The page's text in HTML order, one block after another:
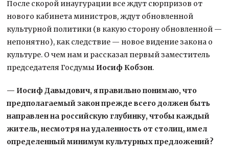
После скорой инаугурации все ждут сюрпризов от
нового кабинета министров, ждут обновленной
культурной политики (в какую сторону обновленной —
непонятно), как следствие — новое видение закона о
культуре. О чем нам и рассказал первый заместитель
председателя Госдумы Иосиф Кобзон.
— Иосиф Давыдович, я правильно понимаю, что
предполагаемый закон прежде всего должен быть
направлен на российскую глубинку, чтобы каждый
житель, несмотря на удаленность от столиц, имел
определенный минимум культурных предложений?